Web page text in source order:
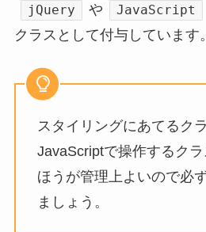
jQuery や JavaScript
クラスとして付与しています。
スタイリングにあてるク
JavaScriptで操作するクラ
ほうが管理上よいので必
ましょう。